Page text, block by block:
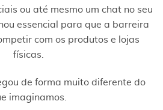
ou até mesmo um chat no seu
essencial para que a barreira
com os produtos e lojas
físicas.
de forma muito diferente do
imaginamos.